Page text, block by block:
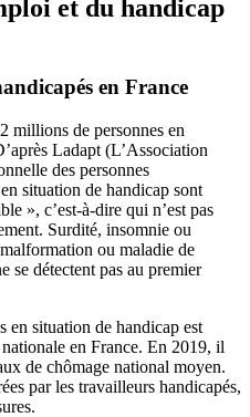
et du handicap
en France
millions de personnes en
Ladapt (L’Association
des personnes
situation de handicap sont
», c’est-à-dire qui n’est pas
Surdité, insomnie ou
ou maladie de
se détectent pas au premier
en situation de handicap est
en France. En 2019, il
de chômage national moyen.
par les travailleurs handicapés,